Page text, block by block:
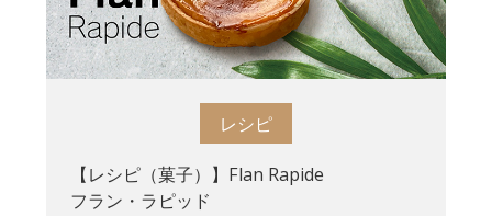
レシピ
【レシピ（菓子）】Flan Rapide
フラン・ラピッド